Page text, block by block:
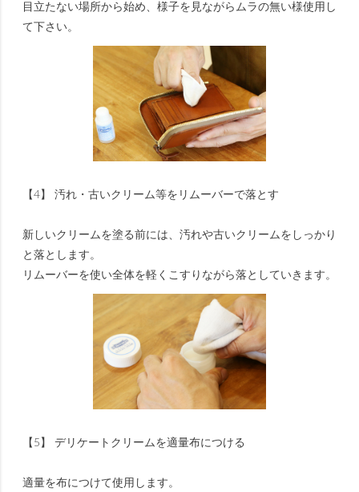
目立たない場所から始め、様子を見ながらムラの無い様使用し
て下さい。
【4】 汚れ・古いクリーム等をリムーバーで落とす
新しいクリームを塗る前には、汚れや古いクリームをしっかり
と落とします。
リムーバーを使い全体を軽くこすりながら落としていきます。
【5】 デリケートクリームを適量布につける
適量を布につけて使用します。